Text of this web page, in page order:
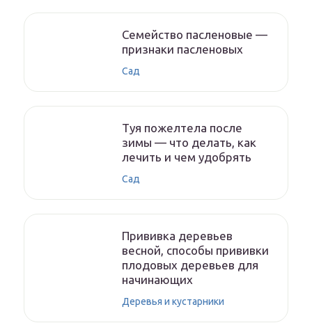
Семейство пасленовые —
признаки пасленовых
Сад
Туя пожелтела после
зимы — что делать, как
лечить и чем удобрять
Сад
Прививка деревьев
весной, способы прививки
плодовых деревьев для
начинающих
Деревья и кустарники